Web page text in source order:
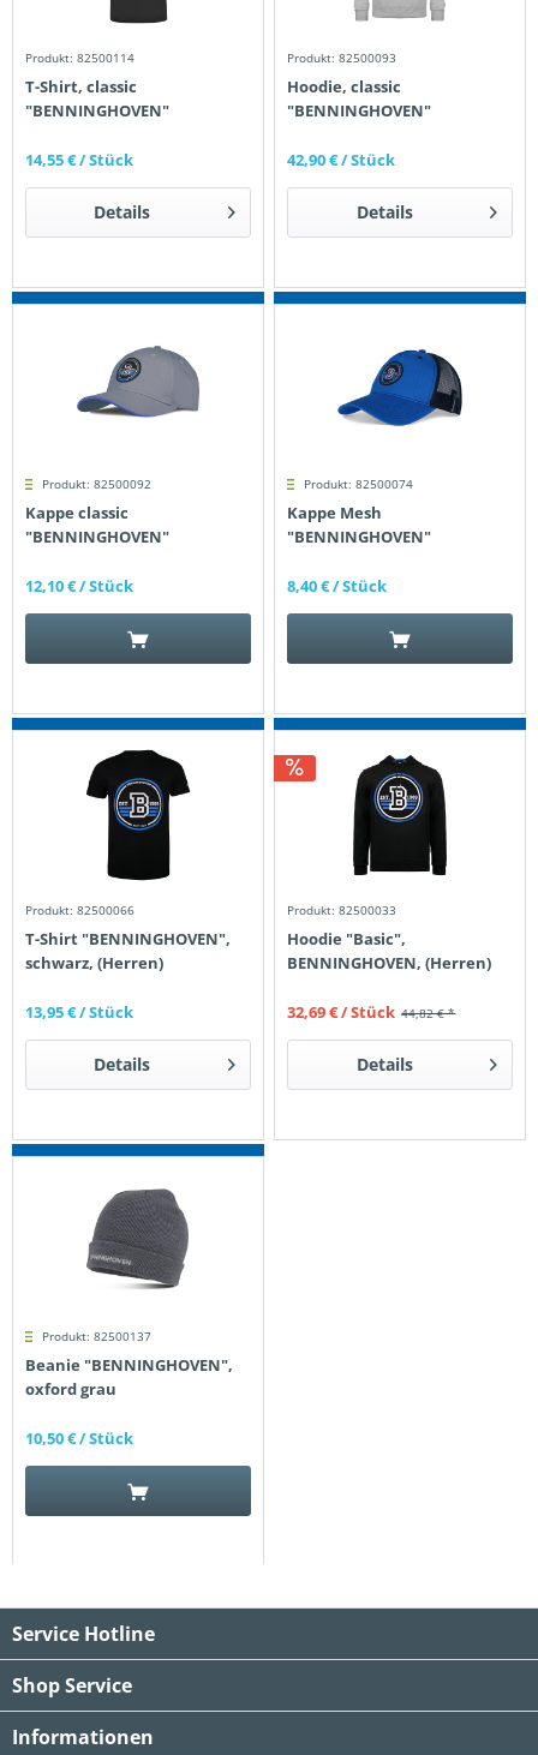
Produkt: 82500114
T-Shirt, classic
"BENNINGHOVEN"
14,55 €/ Stück
Details
Produkt: 82500093
Hoodie, classic
"BENNINGHOVEN"
42,90 €/ Stück
Details
Produkt: 82500092
Kappe classic
"BENNINGHOVEN"
12,10 €/ Stück
Produkt: 82500074
Kappe Mesh
"BENNINGHOVEN"
8,40 €/ Stück
Produkt: 82500066
T-Shirt "BENNINGHOVEN",
schwarz, (Herren)
13,95 €/ Stück
Details
Produkt: 82500033
Hoodie "Basic",
BENNINGHOVEN, (Herren)
44,82 € *
32,69 €/ Stück
Details
Produkt: 82500137
Beanie "BENNINGHOVEN",
oxford grau
10,50 €/ Stück
Service Hotline
Shop Service
Informationen